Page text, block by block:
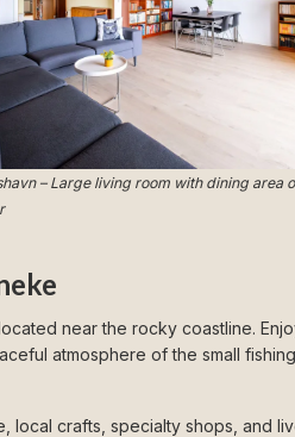
– Large living room with dining area
near the rocky coastline.
atmosphere of the small
local crafts, specialty shops, and